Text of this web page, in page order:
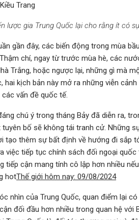
Trang
lược gia Trung Quốc lại cho rằng ít có
gần đây, các biến động trong mùa
chí, ngay từ trước mùa hè, các
Trắng, hoặc ngược lại, những gì mà
hai kịch bản này mở ra những viễn
vấn đề quốc tế.
chú ý trong tháng Bảy đã diễn ra,
bố sẽ không tái tranh cử. Những
tạo thêm sự bất định về hướng đi sắp
việc tiếp tục chính sách đối ngoại
tiếp cận mang tính cô lập hơn nhiều
hotThế giới hôm nay: 09/08/2024
nhìn của Trung Quốc, quan điểm lại
đối đầu hơn nhiều trong quan hệ với